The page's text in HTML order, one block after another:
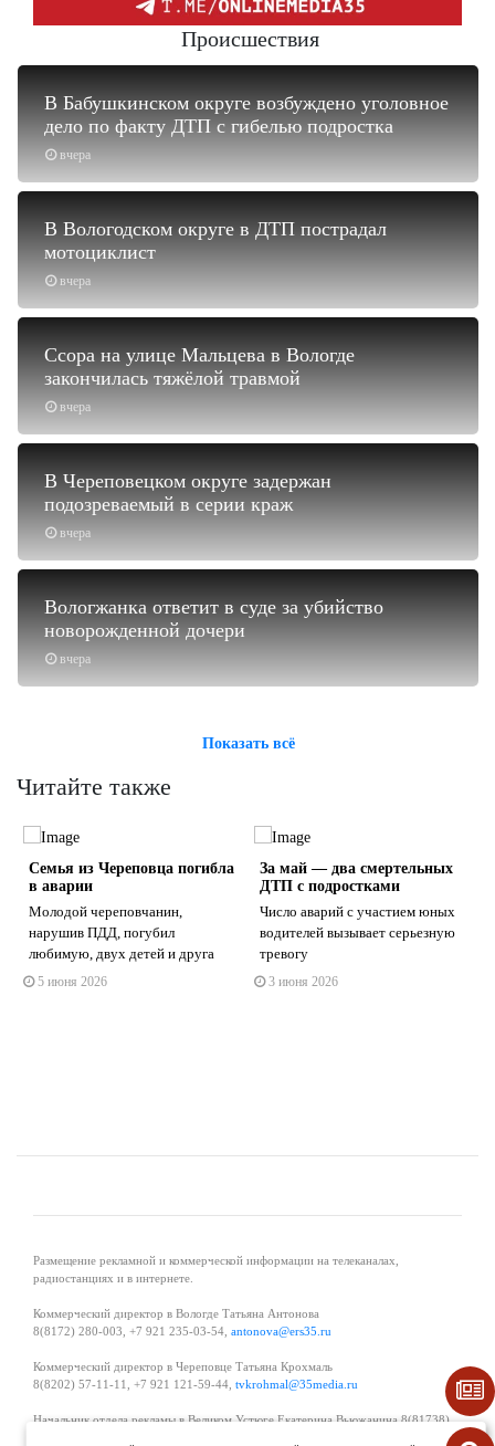
Происшествия
вчера
В Бабушкинском округе возбуждено уголовное
дело по факту ДТП с гибелью подростка
вчера
В Вологодском округе в ДТП пострадал
мотоциклист
вчера
Ссора на улице Мальцева в Вологде
закончилась тяжёлой травмой
вчера
В Череповецком округе задержан
подозреваемый в серии краж
вчера
Вологжанка ответит в суде за убийство
новорожденной дочери
Показать всё
Читайте также
Семья из Череповца погибла
в аварии
Молодой череповчанин,
нарушив ПДД, погубил
любимую, двух детей и друга
5 июня 2026
За май — два смертельных
ДТП с подростками
Число аварий с участием юных
водителей вызывает серьезную
тревогу
3 июня 2026
Размещение рекламной и коммерческой информации на телеканалах,
радиостанциях и в интернете.
Коммерческий директор в Вологде Татьяна Антонова
8(8172) 280-003, +7 921 235-03-54, antonova@ers35.ru
Коммерческий директор в Череповце Татьяна Крохмаль
8(8202) 57-11-11, +7 921 121-59-44, tvkrohmal@35media.ru
Начальник отдела рекламы в Великом Устюге Екатерина Вьюжанина 8(81738)